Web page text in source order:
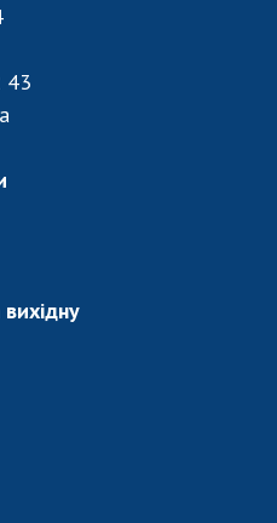
організаціях
України
43